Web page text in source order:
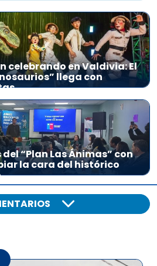
celebrando en Valdivia: El
llega con
“Plan Las Ánimas” con
la cara del histórico